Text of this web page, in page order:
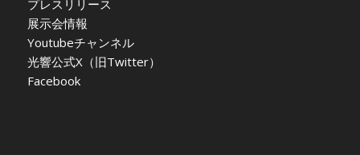
プレスリリース
展示会情報
Youtubeチャンネル
光響公式X（旧Twitter）
Facebook